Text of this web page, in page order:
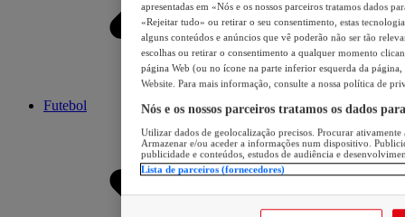
Futebol
apresentadas em «Nós e os nossos parceiros tratamos dados
«Rejeitar tudo» ou retirar o seu consentimento, estas
alguns conteúdos e anúncios que vê poderão não ser tão
escolhas ou retirar o consentimento a qualquer momento
página Web (ou no ícone na parte inferior esquerda da página,
Website. Para mais informação, consulte a nossa política de
Nós e os nossos parceiros tratamos os dados
Utilizar dados de geolocalização precisos. Procurar
Armazenar e/ou aceder a informações num dispositivo.
publicidade e conteúdos, estudos de audiência e
Lista de parceiros (fornecedores)